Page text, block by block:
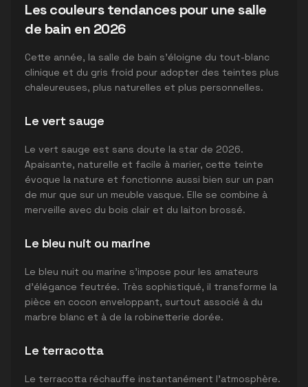
Les couleurs tendances pour une salle
de bain en 2026
Cette année, la salle de bain s'éloigne du tout-blanc
clinique et du gris froid pour adopter des teintes plus
chaleureuses, plus naturelles et plus personnelles.
Le vert sauge
Le vert sauge est sans doute la star de 2026.
Apaisante, naturelle et facile à marier, cette teinte
évoque la nature et fonctionne aussi bien sur un pan
de mur que sur un meuble vasque. Elle se combine à
merveille avec du bois clair et du laiton brossé.
Le bleu nuit ou marine
Le bleu nuit ou marine s'impose pour les amateurs
d'élégance feutrée. Très sophistiqué, il transforme la
pièce en cocon enveloppant, surtout associé à du
marbre blanc et à de la robinetterie dorée.
Le terracotta
Le terracotta réchauffe instantanément l'atmosphère.